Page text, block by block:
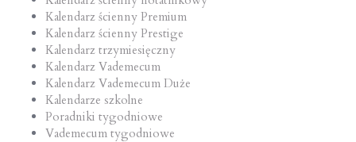
Kalendarz ścienny Premium
Kalendarz ścienny Prestige
Kalendarz trzymiesięczny
Kalendarz Vademecum
Kalendarz Vademecum Duże
Kalendarze szkolne
Poradniki tygodniowe
Vademecum tygodniowe